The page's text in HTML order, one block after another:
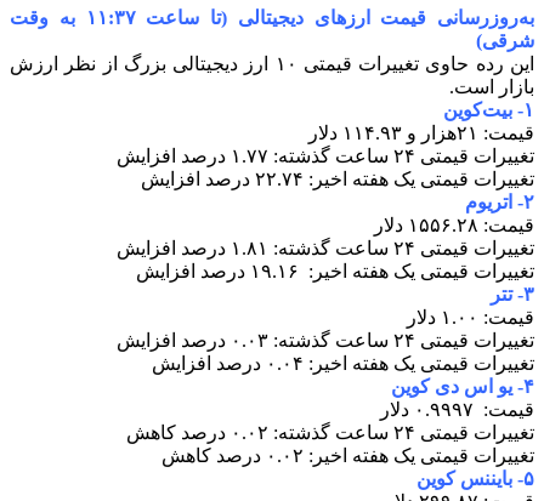
به‌روزرسانی قیمت ارزهای دیجیتالی (تا ساعت ۱۱:۳۷ به وقت
شرقی)
این رده حاوی تغییرات قیمتی ۱۰ ارز دیجیتالی بزرگ از نظر ارزش
بازار است.
۱- بیت‌کوین
قیمت: ۲۱هزار و ۱۱۴.۹۳ دلار
تغییرات قیمتی ۲۴ ساعت گذشته: ۱.۷۷ درصد افزایش
تغییرات قیمتی یک هفته اخیر: ۲۲.۷۴ درصد افزایش
۲- اتریوم
قیمت: ۱۵۵۶.۲۸ دلار
تغییرات قیمتی ۲۴ ساعت گذشته: ۱.۸۱ درصد افزایش
تغییرات قیمتی یک هفته اخیر: ۱۹.۱۶ درصد افزایش
۳- تتر
قیمت: ۱.۰۰ دلار
تغییرات قیمتی ۲۴ ساعت گذشته: ۰.۰۳ درصد افزایش
تغییرات قیمتی یک هفته اخیر: ۰.۰۴ درصد افزایش
۴- یو اس دی کوین
قیمت: ۰.۹۹۹۷ دلار
تغییرات قیمتی ۲۴ ساعت گذشته: ۰.۰۲ درصد کاهش
تغییرات قیمتی یک هفته اخیر: ۰.۰۲ درصد کاهش
۵- بایننس کوین